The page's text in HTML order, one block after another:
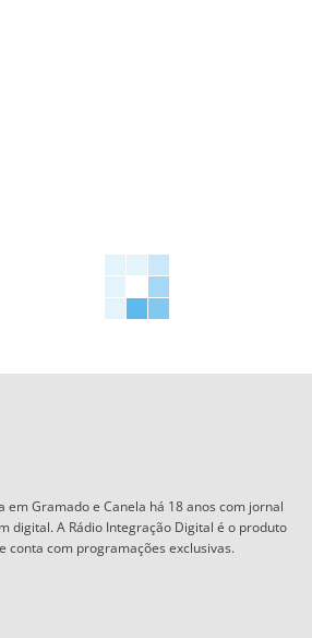
em Gramado e Canela há 18 anos com jornal
digital. A Rádio Integração Digital é o produto
conta com programações exclusivas.